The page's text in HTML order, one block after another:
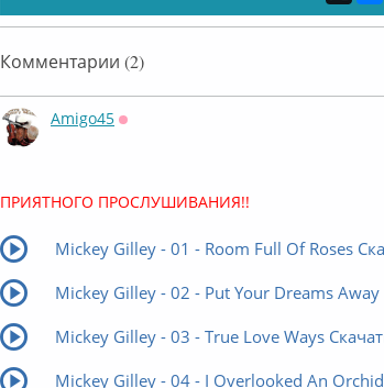
Комментарии (2)
Amigo45
ПРИЯТНОГО ПРОСЛУШИВАНИЯ!!
Mickey Gilley - 01 - Room Full Of Roses
Mickey Gilley - 02 - Put Your Dreams Away
Mickey Gilley - 03 - True Love Ways
Mickey Gilley - 04 - I Overlooked An Orchid